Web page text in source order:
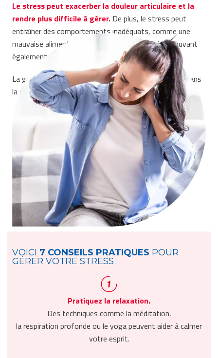
Le stress peut exacerber la douleur articulaire et la
rendre plus difficile à gérer. De plus, le stress peut
entraîner des comportements inadéquats, comme une
mauvaise alimentation et un manque d’exercice, pouvant
également aggraver les douleurs articulaires.
La gestion du stress tient donc une part importante dans
la gestion des douleurs articulaires chroniques.
VOICI 7 CONSEILS PRATIQUES POUR
GÉRER VOTRE STRESS :
Pratiquez la relaxation.
Des techniques comme la méditation,
la respiration profonde ou le yoga peuvent aider à calmer
votre esprit.